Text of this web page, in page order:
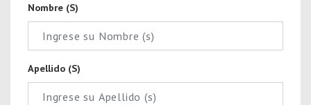
Nombre (s)
Apellido (s)